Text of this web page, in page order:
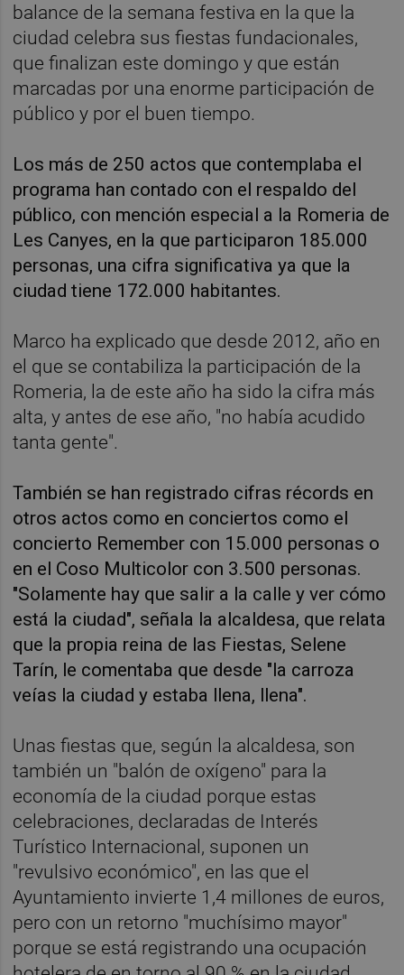
balance de la semana festiva en la que la
ciudad celebra sus fiestas fundacionales,
que finalizan este domingo y que están
marcadas por una enorme participación de
público y por el buen tiempo.
Los más de 250 actos que contemplaba el
programa han contado con el respaldo del
público, con mención especial a la Romeria de
Les Canyes, en la que participaron 185.000
personas, una cifra significativa ya que la
ciudad tiene 172.000 habitantes.
Marco ha explicado que desde 2012, año en
el que se contabiliza la participación de la
Romeria, la de este año ha sido la cifra más
alta, y antes de ese año, "no había acudido
tanta gente".
También se han registrado cifras récords en
otros actos como en conciertos como el
concierto Remember con 15.000 personas o
en el Coso Multicolor con 3.500 personas.
"Solamente hay que salir a la calle y ver cómo
está la ciudad", señala la alcaldesa, que relata
que la propia reina de las Fiestas, Selene
Tarín, le comentaba que desde "la carroza
veías la ciudad y estaba llena, llena".
Unas fiestas que, según la alcaldesa, son
también un "balón de oxígeno" para la
economía de la ciudad porque estas
celebraciones, declaradas de Interés
Turístico Internacional, suponen un
"revulsivo económico", en las que el
Ayuntamiento invierte 1,4 millones de euros,
pero con un retorno "muchísimo mayor"
porque se está registrando una ocupación